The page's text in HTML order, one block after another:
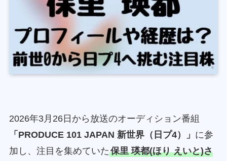
2026年3月26日から放送のオーディション番組
「PRODUCE 101 JAPAN 新世界（日プ4）」 に参
加し、注目を集めていた保里 瑛都(ほり えいと)さ